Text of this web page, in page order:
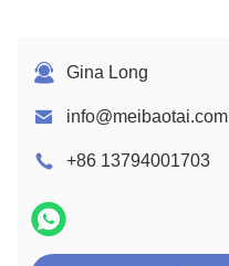
Gina Long
info@meibaotai.com
+86 13794001703